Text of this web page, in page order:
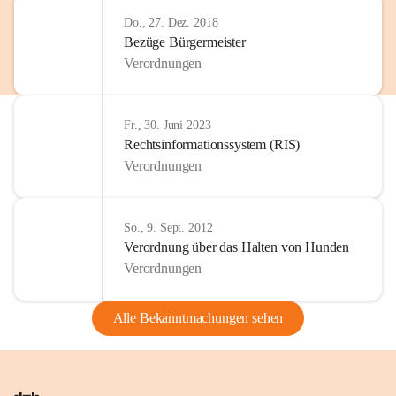
Do., 27. Dez. 2018
Bezüge Bürgermeister
Verordnungen
Fr., 30. Juni 2023
Rechtsinformationssystem (RIS)
Verordnungen
So., 9. Sept. 2012
Verordnung über das Halten von Hunden
Verordnungen
Alle Bekanntmachungen sehen